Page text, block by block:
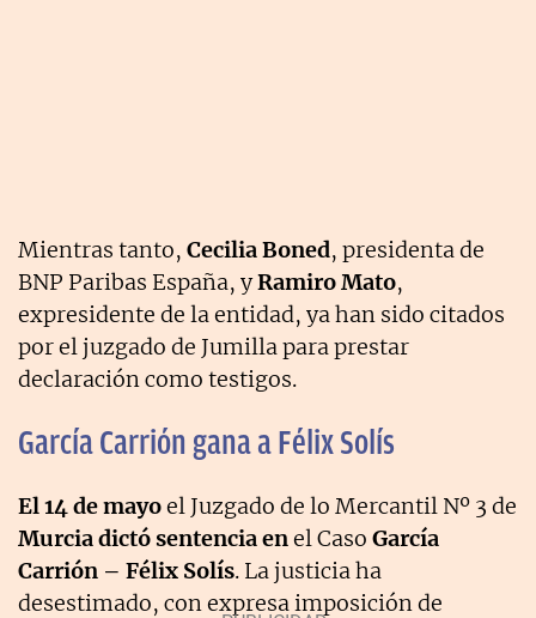
Mientras tanto, Cecilia Boned, presidenta de
BNP Paribas España, yRamiro Mato,
expresidente de la entidad, ya han sido citados
por el juzgado de Jumilla para prestar
declaración como testigos.
García Carrión gana a Félix Solís
El 14 de mayoel Juzgado de lo Mercantil Nº 3 de
Murcia dictó sentencia enel Caso García
Carrión – Félix Solís. La justicia ha
desestimado, con expresa imposición de